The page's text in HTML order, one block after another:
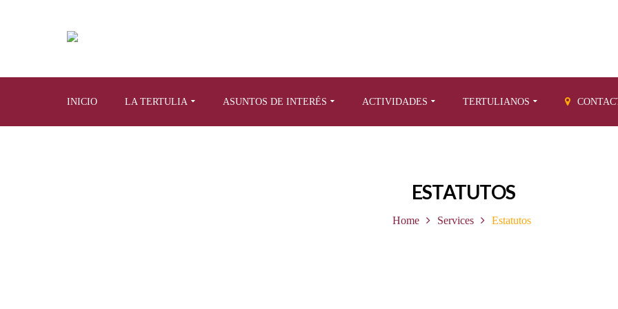
INICIO LA TERTULIA ASUNTOS DE INTERÉS ACTIVIDADES TERTULIANOS
ESTATUTOS
Home Services Estatutos